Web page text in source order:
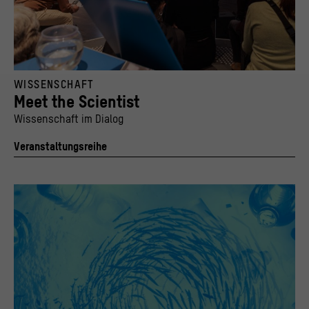
WISSENSCHAFT
Meet the Scientist
Wissenschaft im Dialog
Veranstaltungsreihe
© Humboldt-Universität zu Berlin, Foto: Philipp Plum
>Datenschutzerklärung> Impressum